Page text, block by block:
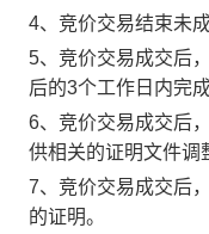
4、竞价交易结束未
5、竞价交易成交后
后的3个工作日内完
6、竞价交易成交后
供相关的证明文件调
7、竞价交易成交后
的证明。